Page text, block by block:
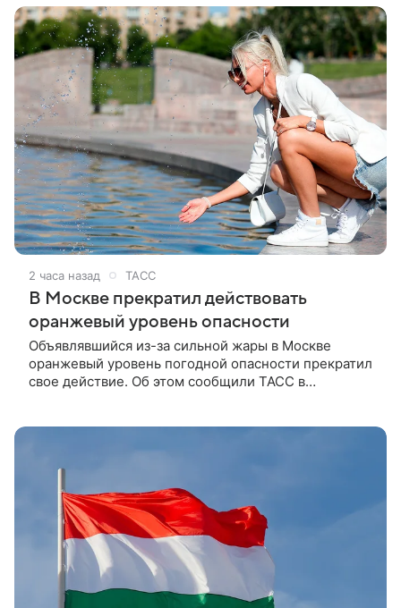
2 часа назад ТАСС
В Москве прекратил действовать
оранжевый уровень опасности
Объявлявшийся из-за сильной жары в Москве
оранжевый уровень погодной опасности прекратил
свое действие. Об этом сообщили ТАСС в